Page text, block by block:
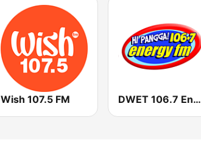
Wish 107.5 FM DWET 106.7 Energy FM